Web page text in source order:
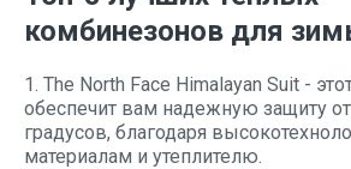
комбинезонов для
1. The North Face Himalayan Suit -
обеспечит вам надежную защиту
градусов, благодаря
материалам и утеплителю.